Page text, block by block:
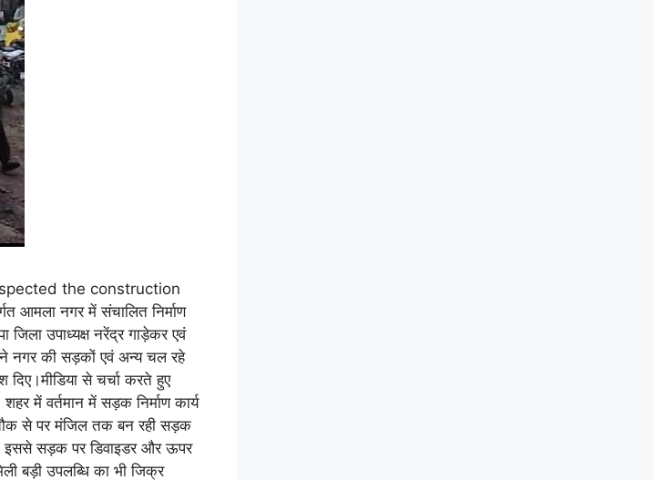
the construction
आमला नगर में संचालित निर्माण
जिला उपाध्यक्ष नरेंद्र गाड़ेकर एवं
ने नगर की सड़कों एवं अन्य चल रहे
से चर्चा करते हुए
में वर्तमान में सड़क निर्माण कार्य
से पर मंजिल तक बन रही सड़क
इससे सड़क पर डिवाइडर और ऊपर
बड़ी उपलब्धि का भी जिक्र